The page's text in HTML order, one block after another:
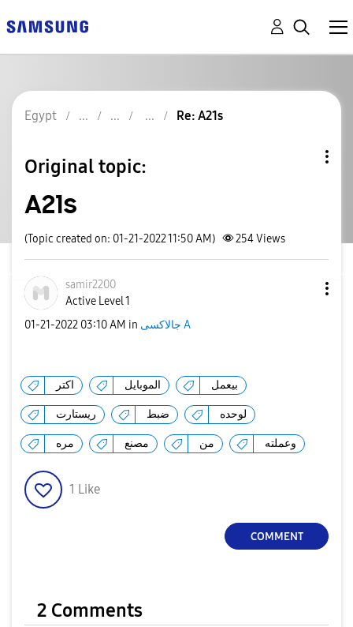
Egypt Re: A21s
Original topic:
A21s
(Topic created on: 01-21-2022 11:50 AM) 254Views
samir2200
Active Level 1
‎01-21-2022 03:10 AM in جالاكسى A
اكتر الموبايل بيعمل
ريستارت ضبط لوحده
مره مصنع من وعملته
1 Like
COMMENT
2 Comments